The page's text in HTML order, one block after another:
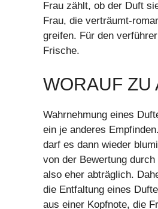
Frau zählt, ob der Duft
Frau, die verträumt-
greifen. Für den
Frische.
WORAUF ZU
Wahrnehmung eines
ein je anderes
darf es dann wieder
von der Bewertung
also eher abträglich.
die Entfaltung eines
aus einer Kopfnote, die